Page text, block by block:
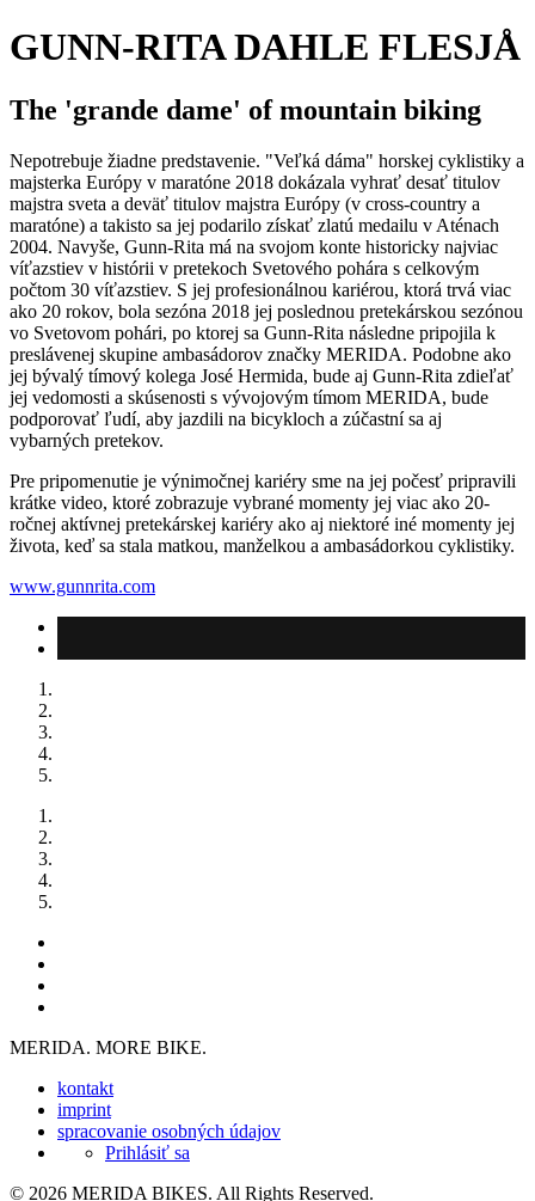
GUNN-RITA DAHLE FLESJÅ
The 'grande dame' of mountain biking
Nepotrebuje žiadne predstavenie. "Veľká dáma" horskej cyklistiky a
majsterka Európy v maratóne 2018 dokázala vyhrať desať titulov
majstra sveta a deväť titulov majstra Európy (v cross-country a
maratóne) a takisto sa jej podarilo získať zlatú medailu v Aténach
2004. Navyše, Gunn-Rita má na svojom konte historicky najviac
víťazstiev v histórii v pretekoch Svetového pohára s celkovým
počtom 30 víťazstiev. S jej profesionálnou kariérou, ktorá trvá viac
ako 20 rokov, bola sezóna 2018 jej poslednou pretekárskou sezónou
vo Svetovom pohári, po ktorej sa Gunn-Rita následne pripojila k
preslávenej skupine ambasádorov značky MERIDA. Podobne ako
jej bývalý tímový kolega José Hermida, bude aj Gunn-Rita zdieľať
jej vedomosti a skúsenosti s vývojovým tímom MERIDA, bude
podporovať ľudí, aby jazdili na bicykloch a zúčastní sa aj
vybarných pretekov.
Pre pripomenutie je výnimočnej kariéry sme na jej počesť pripravili
krátke video, ktoré zobrazuje vybrané momenty jej viac ako 20-
ročnej aktívnej pretekárskej kariéry ako aj niektoré iné momenty jej
života, keď sa stala matkou, manželkou a ambasádorkou cyklistiky.
www.gunnrita.com
MERIDA. MORE BIKE.
kontakt
imprint
spracovanie osobných údajov
Prihlásiť sa
© 2026 MERIDA BIKES. All Rights Reserved.